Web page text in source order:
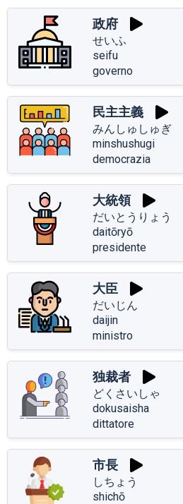
政府
せいふ
seifu
governo
民主主義
みんしゅしゅぎ
minshushugi
democrazia
大統領
だいとうりょう
daitōryō
presidente
大臣
だいじん
daijin
ministro
独裁者
どくさいしゃ
dokusaisha
dittatore
市長
しちょう
shichō